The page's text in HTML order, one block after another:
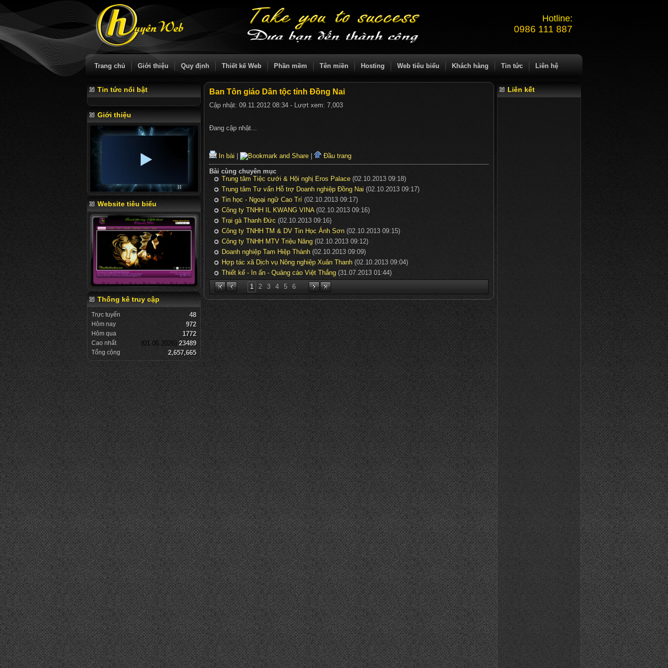
Hotline:
0986 111 887
Trang chủ Giới thiệu Quy định Thiết kế Web Phần mềm Tên miền Hosting Web tiêu biểu Khách hàng Tin tức Liên hệ
Tin tức nổi bật
Giới thiệu
Website tiêu biểu
Thống kê truy cập
Trực tuyến 48
Hôm nay 972
Hôm qua 1772
Cao nhất (01.05.2026)23489
Tổng cộng 2,657,665
Ban Tôn giáo Dân tộc tỉnh Đồng Nai
Cập nhật: 09.11.2012 08:34 - Lượt xem: 7,003
Đang cập nhật...
In bài Đầu trang
Bài cùng chuyên mục
Trung tâm Tiệc cưới & Hội nghị Eros Palace (02.10.2013 09:18)
Trung tâm Tư vấn Hỗ trợ Doanh nghiệp Đồng Nai (02.10.2013 09:17)
Tin học - Ngoại ngữ Cao Trí (02.10.2013 09:17)
Công ty TNHH IL KWANG VINA (02.10.2013 09:16)
Trại gà Thanh Đức (02.10.2013 09:16)
Công ty TNHH TM & DV Tin Học Ánh Sơn (02.10.2013 09:15)
Công ty TNHH MTV Triệu Năng (02.10.2013 09:12)
Doanh nghiệp Tam Hiệp Thành (02.10.2013 09:09)
Hợp tác xã Dịch vụ Nông nghiệp Xuân Thanh (02.10.2013 09:04)
Thiết kế - In ấn - Quảng cáo Việt Thắng (31.07.2013 01:44)
1
2 3 4 5 6
Liên kết